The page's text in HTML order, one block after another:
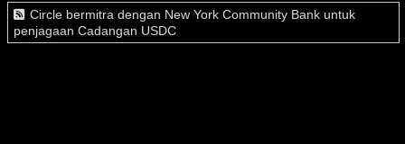
Circle bermitra dengan New York Community Bank untuk
penjagaan Cadangan USDC